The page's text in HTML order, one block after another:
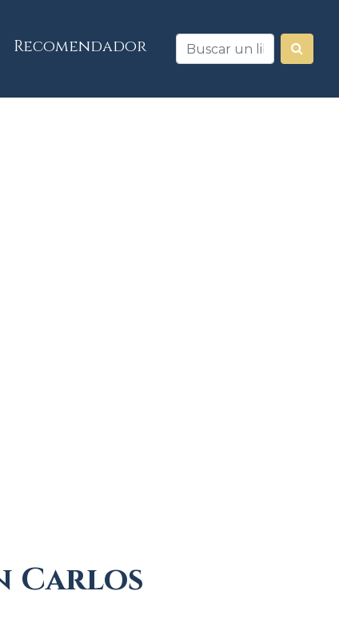
Recomendador
Carlos